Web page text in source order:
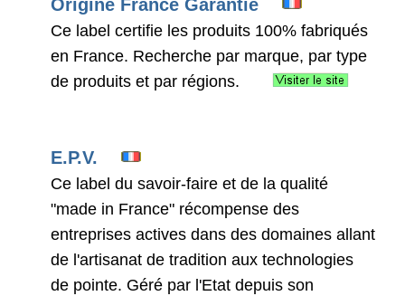
Origine France Garantie
Ce label certifie les produits 100% fabriqués
en France. Recherche par marque, par type
de produits et par régions.
E.P.V.
Ce label du savoir-faire et de la qualité
"made in France" récompense des
entreprises actives dans des domaines allant
de l'artisanat de tradition aux technologies
de pointe. Géré par l'Etat depuis son